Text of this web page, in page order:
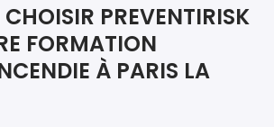
PREVENTIRISK
FORMATION
À PARIS LA